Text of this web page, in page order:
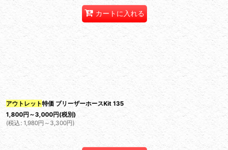
カートに入れる
アウトレット特価 ブリーザーホースKit 135
1,800円～3,000円(税別)
(税込 : 1,980円 ～3,300円)